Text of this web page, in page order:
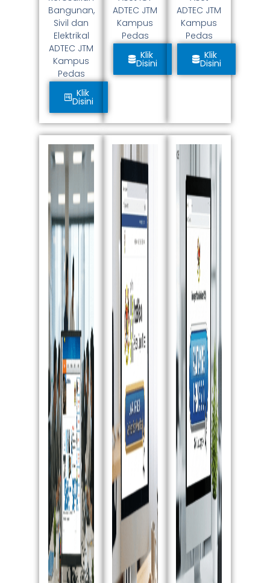
Bangunan,
Sivil dan
Elektrikal
ADTEC JTM
Kampus
Pedas
Klik
Disini
ADTEC JTM
Kampus
Pedas
Klik
Disini
ADTEC JTM
Kampus
Pedas
Klik
Disini